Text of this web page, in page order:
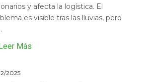
y afecta la logística. El
es visible tras las lluvias, pero
Más
2025